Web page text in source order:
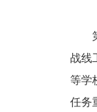
（
第
战线
等学
任务